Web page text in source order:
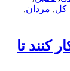
کل, مردان,
کار کنند تا